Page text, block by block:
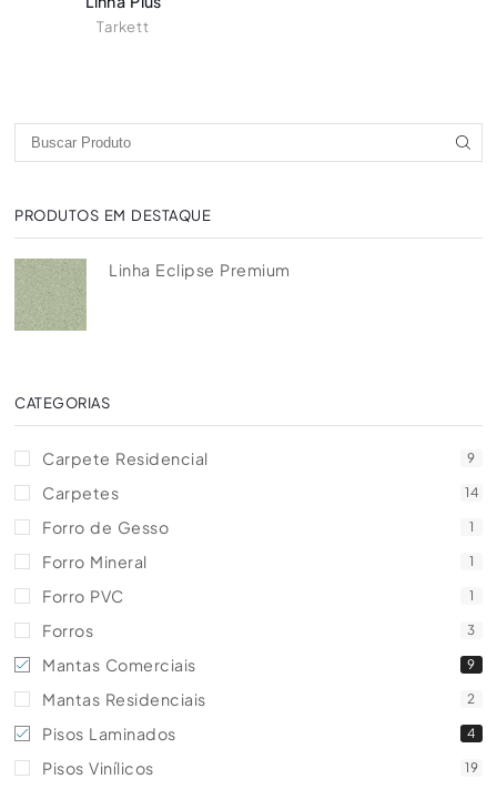
Tarkett
PRODUTOS EM DESTAQUE
Linha Eclipse Premium
CATEGORIAS
Carpete Residencial 9
Carpetes 14
Forro de Gesso 1
Forro Mineral 1
Forro PVC 1
Forros 3
Mantas Comerciais 9
Mantas Residenciais 2
Pisos Laminados 4
Pisos Vinílicos 19